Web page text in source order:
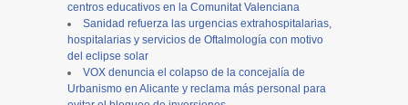
centros educativos en la Comunitat Valenciana
Sanidad refuerza las urgencias extrahospitalarias,
hospitalarias y servicios de Oftalmología con motivo
del eclipse solar
VOX denuncia el colapso de la concejalía de
Urbanismo en Alicante y reclama más personal para